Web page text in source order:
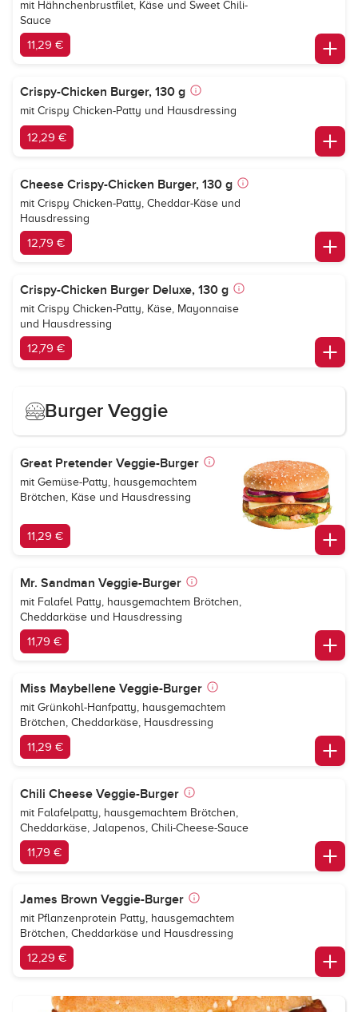
mit Hähnchenbrustfilet, Käse und Sweet Chili-
Sauce
11,29 €
Crispy-Chicken Burger, 130 g
mit Crispy Chicken-Patty und Hausdressing
12,29 €
Cheese Crispy-Chicken Burger, 130 g
mit Crispy Chicken-Patty, Cheddar-Käse und
Hausdressing
12,79 €
Crispy-Chicken Burger Deluxe, 130 g
mit Crispy Chicken-Patty, Käse, Mayonnaise
und Hausdressing
12,79 €
Burger Veggie
Great Pretender Veggie-Burger
mit Gemüse-Patty, hausgemachtem
Brötchen, Käse und Hausdressing
11,29 €
Mr. Sandman Veggie-Burger
mit Falafel Patty, hausgemachtem Brötchen,
Cheddarkäse und Hausdressing
11,79 €
Miss Maybellene Veggie-Burger
mit Grünkohl-Hanfpatty, hausgemachtem
Brötchen, Cheddarkäse, Hausdressing
11,29 €
Chili Cheese Veggie-Burger
mit Falafelpatty, hausgemachtem Brötchen,
Cheddarkäse, Jalapenos, Chili-Cheese-Sauce
11,79 €
James Brown Veggie-Burger
mit Pflanzenprotein Patty, hausgemachtem
Brötchen, Cheddarkäse und Hausdressing
12,29 €